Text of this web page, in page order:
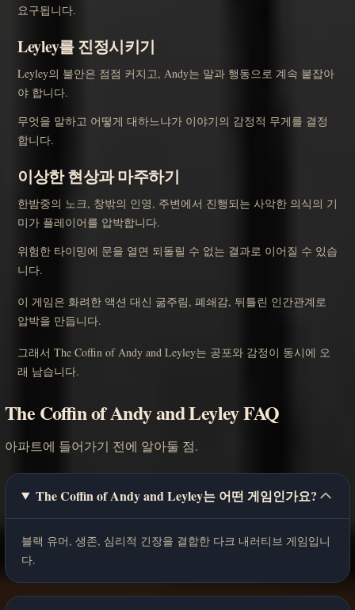
요구됩니다.
Leyley를 진정시키기
Leyley의 불안은 점점 커지고, Andy는 말과 행동으로 계속 붙잡아
야 합니다.
무엇을 말하고 어떻게 대하느냐가 이야기의 감정적 무게를 결정
합니다.
이상한 현상과 마주하기
한밤중의 노크, 창밖의 인영, 주변에서 진행되는 사악한 의식의 기
미가 플레이어를 압박합니다.
위험한 타이밍에 문을 열면 되돌릴 수 없는 결과로 이어질 수 있습
니다.
이 게임은 화려한 액션 대신 굶주림, 폐쇄감, 뒤틀린 인간관계로
압박을 만듭니다.
그래서 The Coffin of Andy and Leyley는 공포와 감정이 동시에 오
래 남습니다.
The Coffin of Andy and Leyley FAQ
아파트에 들어가기 전에 알아둘 점.
The Coffin of Andy and Leyley는 어떤 게임인가요?
블랙 유머, 생존, 심리적 긴장을 결합한 다크 내러티브 게임입니
다.